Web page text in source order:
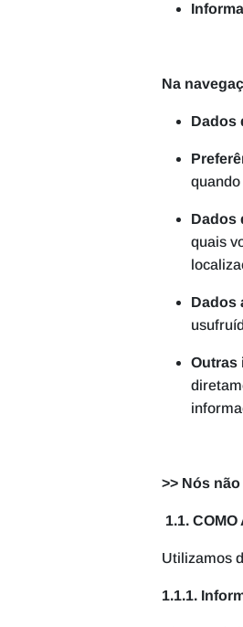
Na
Dados
Dados
quais
Dados
Outras
>> Nós
1.1.
Utilizamos
1.1.1.